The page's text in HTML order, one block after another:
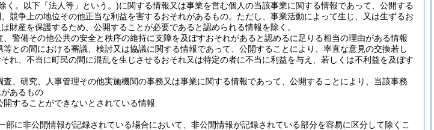
く。以下「法人等」という。)に関する情報又は事業を営む個人の当該事業に関する情報であって、公開する
競争上の地位その他正当な利益を害するおそれがあるもの。 ただし、事業活動によって生じ、又は生ずるお
財産を保護するため、公開することが必要であると認められる情報を除く。
警備その他公共の安全と秩序の維持に支障を及ぼすおそれがあると認めるに足りる相当の理由がある情報
との間における審議、検討又は協議に関する情報であって、公開することにより、率直な意見の交換若し
れ、不当に町民の間に混乱を生じさせるおそれ又は特定の者に不当に利益を与え、若しくは不利益を及ぼす
、研究、人事管理その他実施機関の事務又は事業に関する情報であって、公開することにより、当該事務
あるもの
することができないとされている情報
部に非公開情報が記録されている場合において、非公開情報が記録されている部分を容易に区分して除くこ